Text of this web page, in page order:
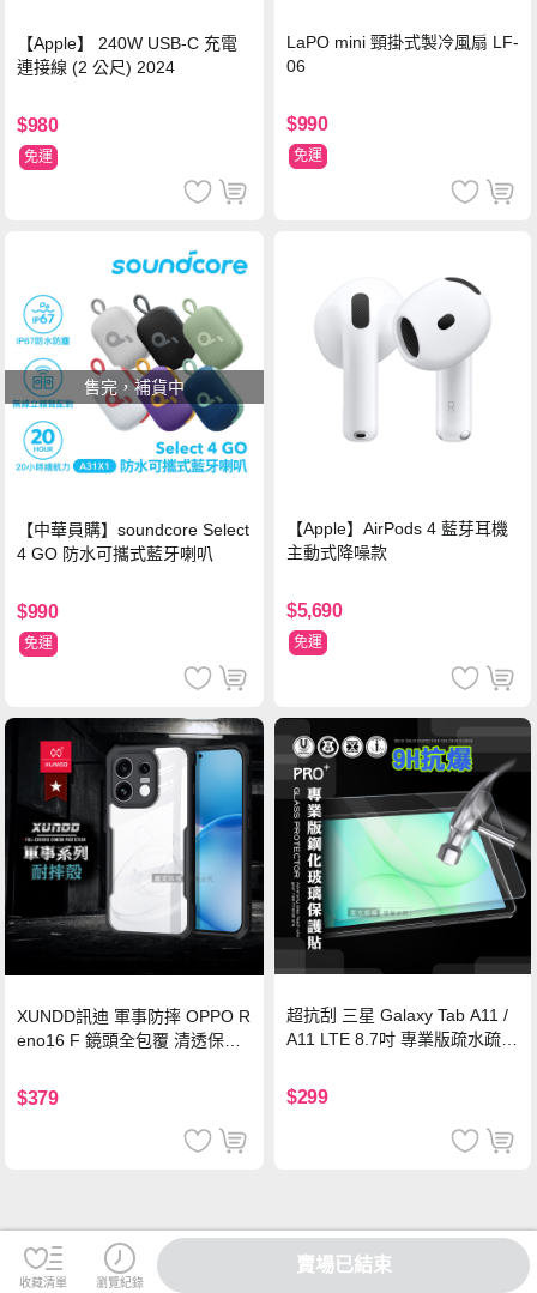
【Apple】 240W USB-C 充電
連接線 (2 公尺) 2024
$980
免運
LaPO mini 頸掛式製冷風扇 LF-
06
$990
免運
售完，補貨中
【中華員購】soundcore Select
4 GO 防水可攜式藍牙喇叭
$990
免運
【Apple】AirPods 4 藍芽耳機
主動式降噪款
$5,690
免運
XUNDD訊迪 軍事防摔 OPPO R
eno16 F 鏡頭全包覆 清透保護
$379
超抗刮 三星 Galaxy Tab A11 /
A11 LTE 8.7吋 專業版疏水疏油
$299
收藏清單 瀏覽紀錄
賣場已結束